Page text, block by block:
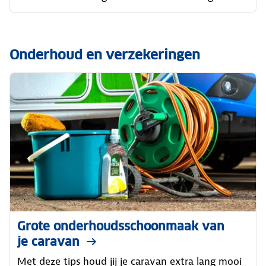
Onderhoud en verzekeringen
Grote onderhoudsschoonmaak van
je caravan
Met deze tips houd jij je caravan extra lang mooi